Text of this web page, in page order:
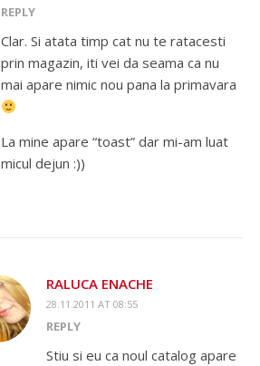
REPLY
Clar. Si atata timp cat nu te ratacesti
prin magazin, iti vei da seama ca nu
mai apare nimic nou pana la primavara
La mine apare “toast” dar mi-am luat
micul dejun :))
RALUCA ENACHE
28.11.2011 AT 08:55
REPLY
Stiu si eu ca noul catalog apare